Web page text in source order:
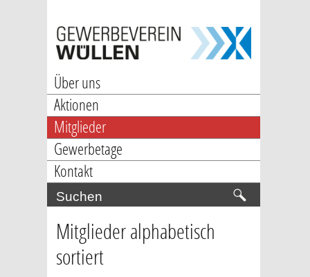
Über uns
Aktionen
Mitglieder
Gewerbetage
Kontakt
Mitglieder alphabetisch
sortiert